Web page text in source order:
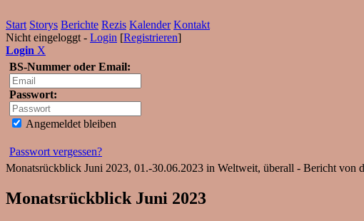
Start Storys Berichte Rezis Kalender Kontakt
Nicht eingeloggt - Login [Registrieren]
Login X
BS-Nummer oder Email:
Passwort:
Angemeldet bleiben
Passwort vergessen?
Monatsrückblick Juni 2023, 01.-30.06.2023 in Weltweit, überall - Bericht von
Monatsrückblick Juni 2023